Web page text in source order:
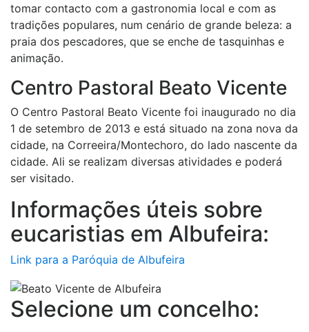
tomar contacto com a gastronomia local e com as
tradições populares, num cenário de grande beleza: a
praia dos pescadores, que se enche de tasquinhas e
animação.
Centro Pastoral Beato Vicente
O Centro Pastoral Beato Vicente foi inaugurado no dia
1 de setembro de 2013 e está situado na zona nova da
cidade, na Correeira/Montechoro, do lado nascente da
cidade. Ali se realizam diversas atividades e poderá
ser visitado.
Informações úteis sobre
eucaristias em Albufeira:
Link para a Paróquia de Albufeira
Selecione um concelho: